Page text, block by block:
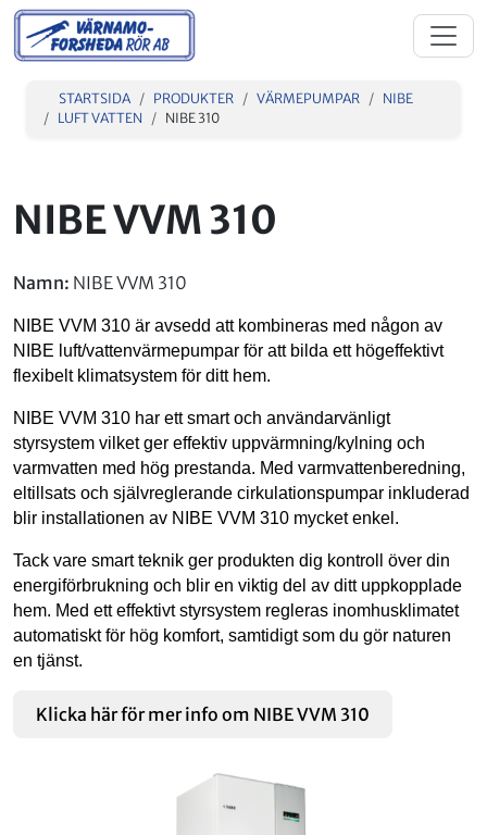
STARTSIDA PRODUKTER VÄRMEPUMPAR
NIBE
LUFT VATTEN
NIBE 310
NIBE VVM 310
Namn: NIBE VVM 310
NIBE VVM 310 är avsedd att kombineras med någon av
NIBE luft/vattenvärmepumpar för att bilda ett högeffektivt
flexibelt klimatsystem för ditt hem.
NIBE VVM 310 har ett smart och användarvänligt
styrsystem vilket ger effektiv uppvärmning/kylning och
varmvatten med hög prestanda. Med varmvattenberedning,
eltillsats och självreglerande cirkulationspumpar inkluderad
blir installationen av NIBE VVM 310 mycket enkel.
Tack vare smart teknik ger produkten dig kontroll över din
energiförbrukning och blir en viktig del av ditt uppkopplade
hem. Med ett effektivt styrsystem regleras inomhusklimatet
automatiskt för hög komfort, samtidigt som du gör naturen
en tjänst.
Klicka här för mer info om NIBE VVM 310